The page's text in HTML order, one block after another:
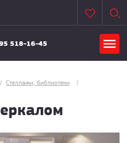
518-16-45
/ Стеллажи, библиотеки
/